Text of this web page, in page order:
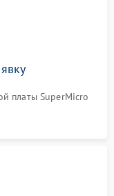
платы SuperMicro